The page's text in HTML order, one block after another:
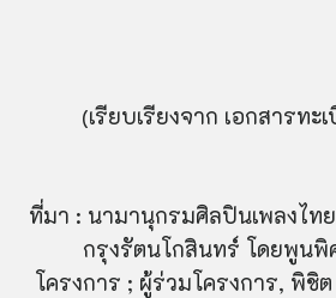
(เรียบเรียงจาก เอกสารท
ที่มา : นามานุกรมศิลปินเพลงไท
กรุงรัตนโกสินทร์ โดยพูน
โครงการ ; ผู้ร่วมโครงการ, พิชิ